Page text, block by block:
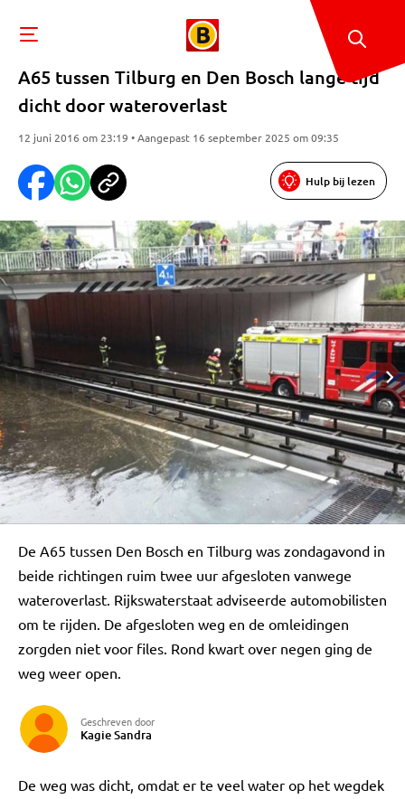
A65 tussen Tilburg en Den Bosch lange tijd
dicht door wateroverlast
12 juni 2016 om 23:19 • Aangepast 16 september 2025 om 09:35
Hulp bij lezen
De A65 tussen Den Bosch en Tilburg was zondagavond in
beide richtingen ruim twee uur afgesloten vanwege
wateroverlast. Rijkswaterstaat adviseerde automobilisten
om te rijden. De afgesloten weg en de omleidingen
zorgden niet voor files. Rond kwart over negen ging de
weg weer open.
Geschreven door
Kagie Sandra
De weg was dicht, omdat er te veel water op het wegdek